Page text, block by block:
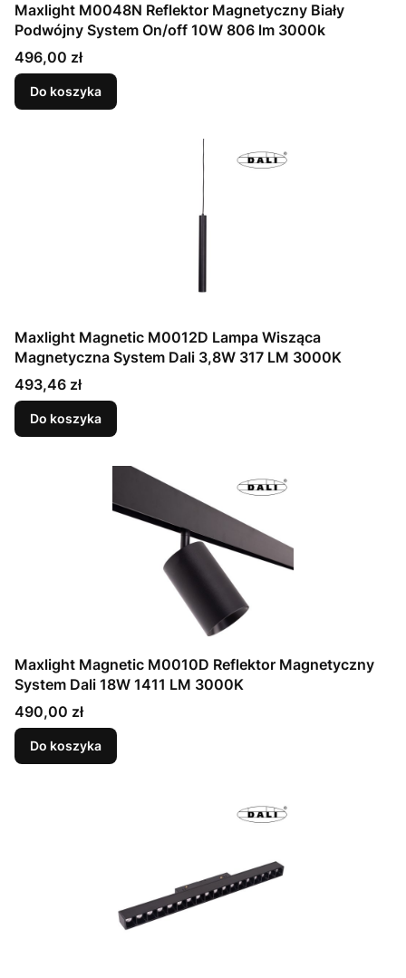
Maxlight M0048N Reflektor Magnetyczny Biały
Podwójny System On/off 10W 806 lm 3000k
Cena
496,00 zł
Do koszyka
Maxlight Magnetic M0012D Lampa Wisząca
Magnetyczna System Dali 3,8W 317 LM 3000K
Cena
493,46 zł
Do koszyka
Maxlight Magnetic M0010D Reflektor Magnetyczny
System Dali 18W 1411 LM 3000K
Cena
490,00 zł
Do koszyka